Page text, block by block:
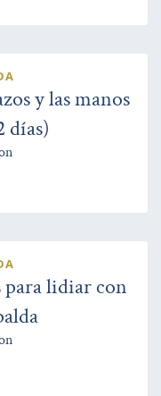
y las manos
días)
para lidiar con